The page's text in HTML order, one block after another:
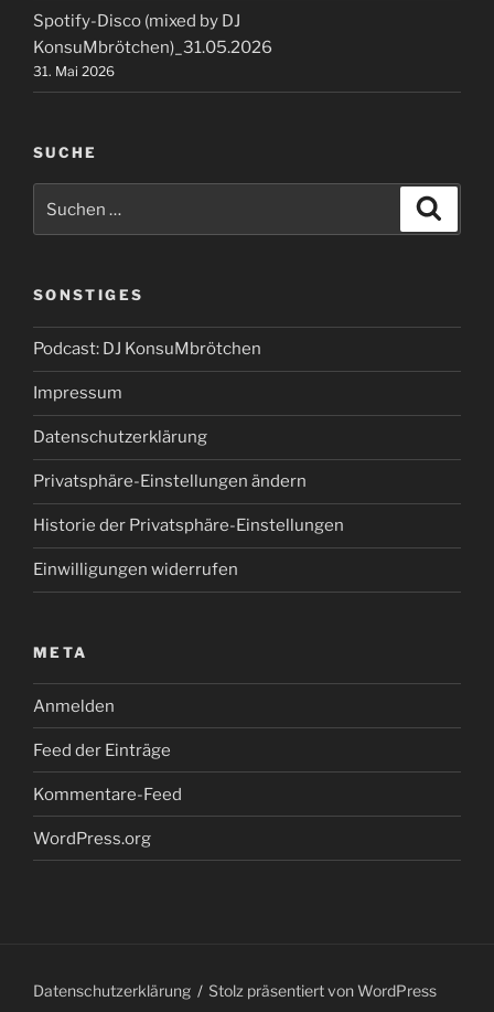
Spotify-Disco (mixed by DJ
KonsuMbrötchen)_31.05.2026
31. Mai 2026
SUCHE
nach:
SONSTIGES
Podcast: DJ KonsuMbrötchen
Impressum
Datenschutzerklärung
Privatsphäre-Einstellungen ändern
Historie der Privatsphäre-Einstellungen
Einwilligungen widerrufen
META
Anmelden
Feed der Einträge
Kommentare-Feed
WordPress.org
Datenschutzerklärung Stolz präsentiert von WordPress